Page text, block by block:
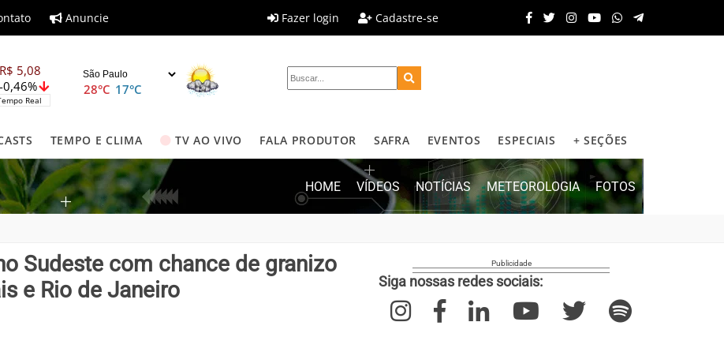
Anuncie Fazer login Cadastre-se
R$ 5,08
-0,46%
Real
28°C 17°C
TEMPO E CLIMA TV AO VIVO FALA PRODUTOR SAFRA EVENTOS ESPECIAIS + SEÇÕES
HOME VÍDEOS NOTÍCIAS METEOROLOGIA FOTOS
Sudeste com chance de granizo
e Rio de Janeiro
Siga nossas redes sociais: